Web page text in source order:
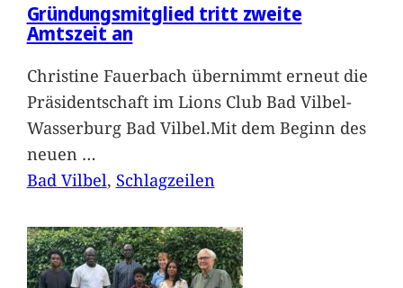
Gründungsmitglied tritt zweite
Amtszeit an
Christine Fauerbach übernimmt erneut die
Präsidentschaft im Lions Club Bad Vilbel-
Wasserburg Bad Vilbel.Mit dem Beginn des
neuen …
Bad Vilbel, Schlagzeilen